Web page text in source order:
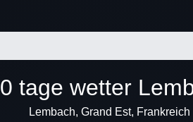
30 tage wetter
Lembach, Grand Est, Frankreich